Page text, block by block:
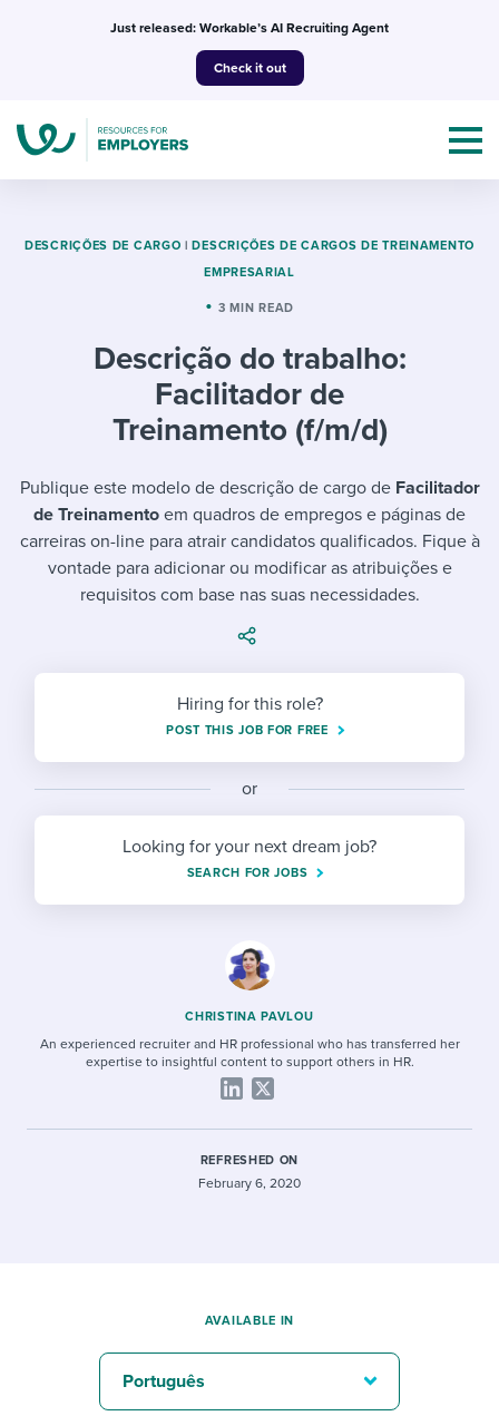
Just released: Workable’s AI Recruiting Agent
Check it out
Topics
I NEED HELP WITH...
Evaluating candidates
Working together with others
Ensuring compliance
Digitizing work processes
Candidate/employee experiences
Templates & Guides
Job description templates
Interview question templates
Policy templates
Step-by-step tutorials
HR terms
Workable Academy
I’m a jobseeker
I WANT TO LEARN ABOUT...
Applying for a job
Interview process
Pay & benefits
Career development
Overall career resources
Workable customer stories
Explore Workable
Start a free trial
DESCRIÇÕES DE CARGO | DESCRIÇÕES DE CARGOS DE TREINAMENTO
EMPRESARIAL
3 MIN READ
Descrição do trabalho:
Facilitador de
Treinamento (f/m/d)
Publique este modelo de descrição de cargo de Facilitador
de Treinamento em quadros de empregos e páginas de
carreiras on-line para atrair candidatos qualificados. Fique à
vontade para adicionar ou modificar as atribuições e
requisitos com base nas suas necessidades.
Hiring for this role?
POST THIS JOB FOR FREE
or
Looking for your next dream job?
SEARCH FOR JOBS
CHRISTINA PAVLOU
An experienced recruiter and HR professional who has transferred her
expertise to insightful content to support others in HR.
REFRESHED ON
February 6, 2020
AVAILABLE IN
Português